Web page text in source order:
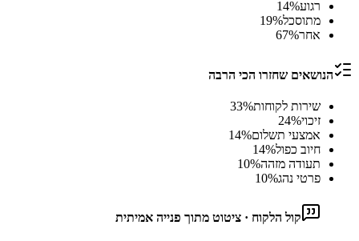
רגוע 14%
מתוסכל
19%
אחר
67%
הנושאים שחזרו הכי הרבה
שירות לקוחות 33%
זיכוי
24%
אמצעי תשלום
14%
חיוב כפול
14%
תעודה מזהה
10%
פרטי נהג
10%
קול הלקוח · ציטוט מתוך פנייה אמיתית